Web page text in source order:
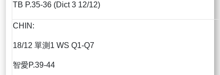
TB P.35-36 (Dict 3 12/12)
CHIN:
18/12 單測1 WS Q1-Q7
智愛P.39-44